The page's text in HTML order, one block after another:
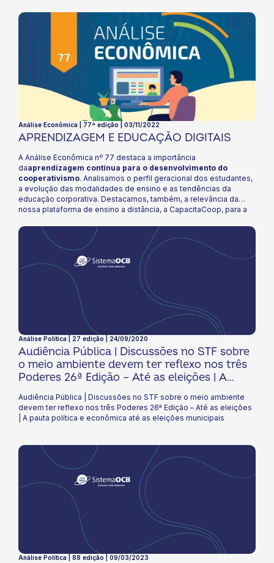
Análise Econômica | 77ª edição | 03/11/2022
APRENDIZAGEM E EDUCAÇÃO DIGITAIS
A Análise Econômica nº 77 destaca a importância
daaprendizagem contínua para o desenvolvimento do
cooperativismo. Analisamos o perfil geracional dos estudantes,
a evolução das modalidades de ensino e as tendências da
educação corporativa. Destacamos, também, a relevância da
nossa plataforma de ensino a distância, a CapacitaCoop, para a
Análise Política | 27 edição | 24/09/2020
Audiência Pública | Discussões no STF sobre
o meio ambiente devem ter reflexo nos três
Poderes 26ª Edição – Até as eleições | A
pauta política e econômica até as eleições
municipais
Audiência Pública | Discussões no STF sobre o meio ambiente
devem ter reflexo nos três Poderes 26ª Edição – Até as eleições
| A pauta política e econômica até as eleições municipais
Análise Política | 88 edição | 09/03/2023